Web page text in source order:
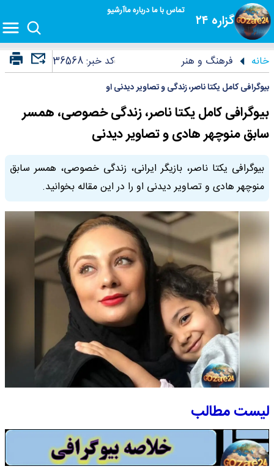
گزاره ۲۴
تماس با مادرباره ماآرشیو
خانه فرهنگ و هنر کد خبر:36568
بیوگرافی کامل یکتا ناصر، زندگی و تصاویر دیدنی او
بیوگرافی کامل یکتا ناصر، زندگی خصوصی، همسر
سابق منوچهر هادی و تصاویر دیدنی
بیوگرافی یکتا ناصر، بازیگر ایرانی، زندگی خصوصی، همسر سابق
منوچهر هادی و تصاویر دیدنی او را در این مقاله بخوانید.
لیست مطالب